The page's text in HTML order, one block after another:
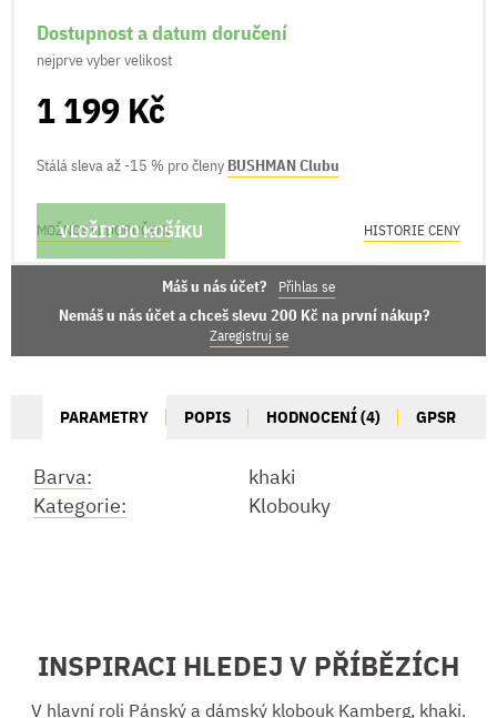
Dostupnost a datum doručení
nejprve vyber velikost
1 199 Kč
Stálá sleva až -15 % pro členy BUSHMAN Clubu
VLOŽIT DO KOŠÍKU
MOŽNOSTI DORUČENÍ HISTORIE CENY
Máš u nás účet? Přihlas se
Nemáš u nás účet a chceš slevu 200 Kč na první nákup?
Zaregistruj se
PARAMETRY POPIS HODNOCENÍ (4) GPSR
Barva:
khaki
Kategorie:
Klobouky
INSPIRACI HLEDEJ V PŘÍBĚZÍCH
V hlavní roli Pánský a dámský klobouk Kamberg, khaki.